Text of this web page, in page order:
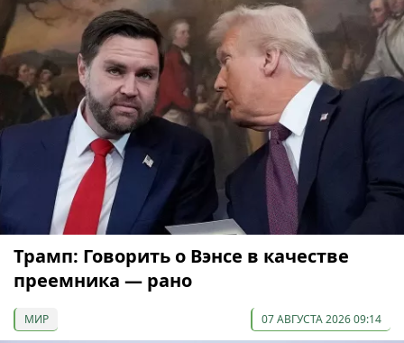
Трамп: Говорить о Вэнсе в качестве
преемника — рано
МИР 07 АВГУСТА 2026 09:14